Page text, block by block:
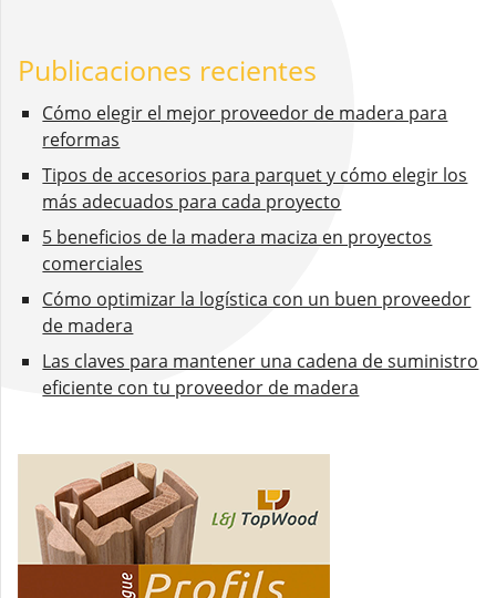
Publicaciones recientes
Cómo elegir el mejor proveedor de madera para
reformas
Tipos de accesorios para parquet y cómo elegir los
más adecuados para cada proyecto
5 beneficios de la madera maciza en proyectos
comerciales
Cómo optimizar la logística con un buen proveedor
de madera
Las claves para mantener una cadena de suministro
eficiente con tu proveedor de madera